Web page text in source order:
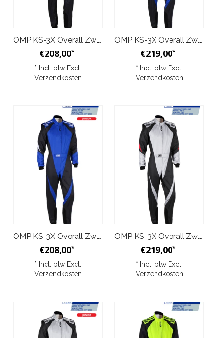
OMP KS-3X Overall Zwart Antraciet Junior
€208,00*
* Incl. btw Excl.
Verzendkosten
OMP KS-3X Overall Zwart Blauw
€219,00*
* Incl. btw Excl.
Verzendkosten
OMP KS-3X Overall Zwart Blauw Junior
€208,00*
* Incl. btw Excl.
Verzendkosten
OMP KS-3X Overall Zwart Zilver
€219,00*
* Incl. btw Excl.
Verzendkosten